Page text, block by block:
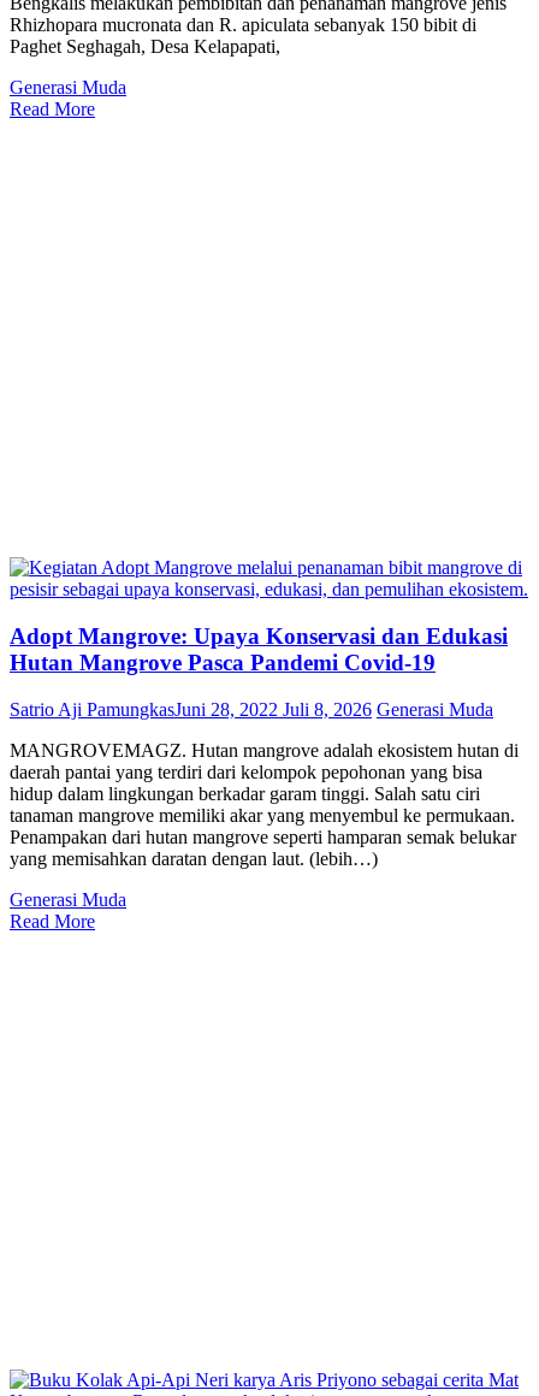
Rhizhopara mucronata dan R. apiculata sebanyak 150 bibit di
Paghet Seghagah, Desa Kelapapati,
Generasi Muda
Read More
Adopt Mangrove: Upaya Konservasi dan Edukasi
Hutan Mangrove Pasca Pandemi Covid-19
Satrio Aji PamungkasJuni 28, 2022 Juli 8, 2026 Generasi Muda
MANGROVEMAGZ. Hutan mangrove adalah ekosistem hutan di
daerah pantai yang terdiri dari kelompok pepohonan yang bisa
hidup dalam lingkungan berkadar garam tinggi. Salah satu ciri
tanaman mangrove memiliki akar yang menyembul ke permukaan.
Penampakan dari hutan mangrove seperti hamparan semak belukar
yang memisahkan daratan dengan laut. (lebih…)
Generasi Muda
Read More